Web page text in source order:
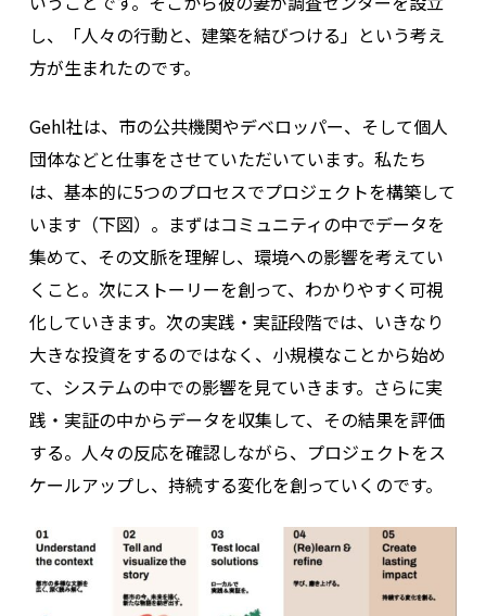
し、「人々の行動と、建築を結びつける」という考え
方が生まれたのです。
Gehl社は、市の公共機関やデベロッパー、そして個人
団体などと仕事をさせていただいています。私たち
は、基本的に5つのプロセスでプロジェクトを構築して
います（下図）。まずはコミュニティの中でデータを
集めて、その文脈を理解し、環境への影響を考えてい
くこと。次にストーリーを創って、わかりやすく可視
化していきます。次の実践・実証段階では、いきなり
大きな投資をするのではなく、小規模なことから始め
て、システムの中での影響を見ていきます。さらに実
践・実証の中からデータを収集して、その結果を評価
する。人々の反応を確認しながら、プロジェクトをス
ケールアップし、持続する変化を創っていくのです。